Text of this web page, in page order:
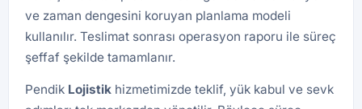
ve zaman dengesini koruyan planlama modeli
kullanılır. Teslimat sonrası operasyon raporu ile süreç
şeffaf şekilde tamamlanır.
Pendik Lojistik hizmetimizde teklif, yük kabul ve sevk